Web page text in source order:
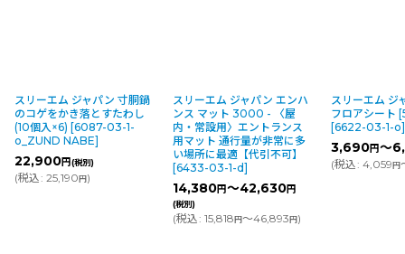
スリーエム ジャパン 寸胴鍋
のコゲをかき落とすたわし
(10個入×6)[6087-03-1-
o_ZUND NABE]
22,900円(税別)
税込: 25,190円)
スリーエム ジャパン エンハ
ンス マット 3000 - 〈屋
内・常設用〉エントランス
用マット 通行量が非常に多
い場所に最適【代引不可】
6433-03-1-d]
14,380円～42,630円
(税別)
税込: 15,818円～46,893円)
スリーエム ジ
フロアシート [5
6622-03-1-o]
3,690円～
税込: 4,059円